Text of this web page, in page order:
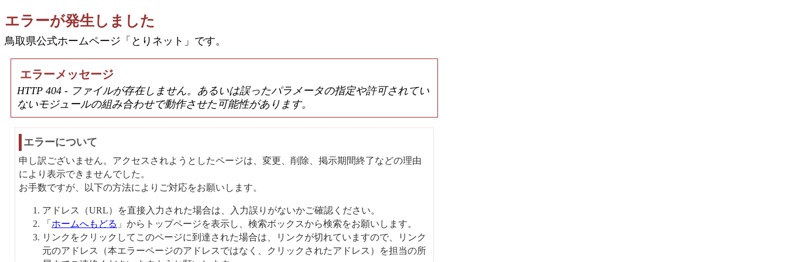
エラーが発生しました
鳥取県公式ホームページ「とりネット」です。
エラーメッセージ
HTTP 404 - ファイルが存在しません。あるいは誤ったパラメータの指定や許可されてい
ないモジュールの組み合わせで動作させた可能性があります。
エラーについて
申し訳ございません。アクセスされようとしたページは、変更、削除、掲示期間終了などの理由
により表示できませんでした。
お手数ですが、以下の方法によりご対応をお願いします。
アドレス（URL）を直接入力された場合は、入力誤りがないかご確認ください。
「 ホームへもどる 」からトップページを表示し、検索ボックスから検索をお願いします。
リンクをクリックしてこのページに到達された場合は、リンクが切れていますので、リンク
元のアドレス（本エラーページのアドレスではなく、クリックされたアドレス）を担当の所